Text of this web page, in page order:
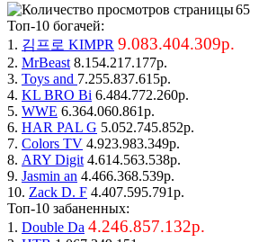
65
Топ-10 богачей:
1. 김프로 KIMPR 9.083.404.309р.
2. MrBeast 8.154.217.177р.
3. Toys and 7.255.837.615р.
4. KL BRO Bi 6.484.772.260р.
5. WWE 6.364.060.861р.
6. HAR PAL G 5.052.745.852р.
7. Colors TV 4.923.983.349р.
8. ARY Digit 4.614.563.538р.
9. Jasmin an 4.466.368.539р.
10. Zack D. F 4.407.595.791р.
Топ-10 забаненных:
1. Double Da 4.246.857.132р.